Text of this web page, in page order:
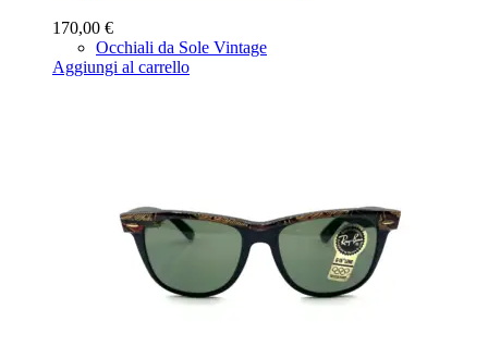
170,00 €
Occhiali da Sole Vintage
Aggiungi al carrello